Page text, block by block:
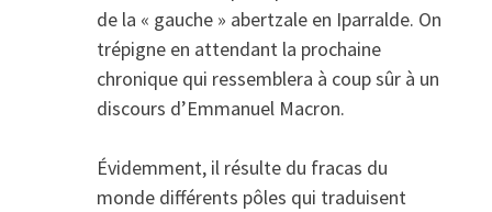
de la « gauche » abertzale en Iparralde. On
trépigne en attendant la prochaine
chronique qui ressemblera à coup sûr à un
discours d’Emmanuel Macron.
Évidemment, il résulte du fracas du
monde différents pôles qui traduisent